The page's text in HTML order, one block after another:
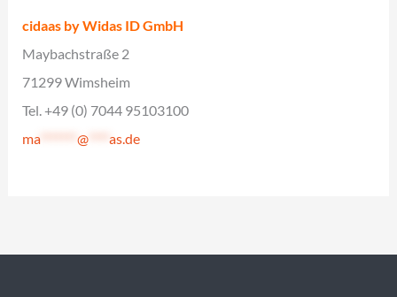
cidaas by Widas ID GmbH
Maybachstraße 2
71299 Wimsheim
Tel. +49 (0) 7044 95103100
ma*******@ ****as.de